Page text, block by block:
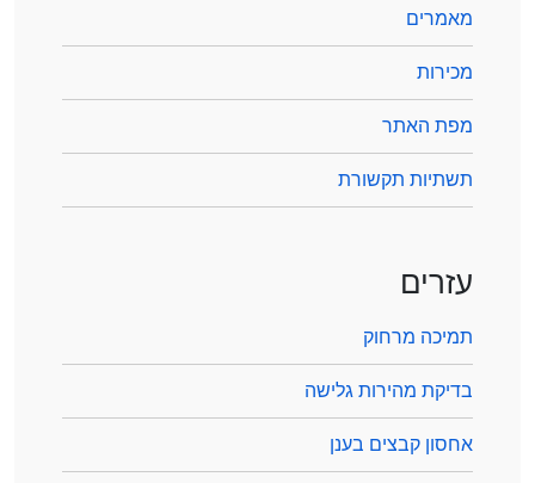
מאמרים
מכירות
מפת האתר
תשתיות תקשורת
עזרים
תמיכה מרחוק
בדיקת מהירות גלישה
אחסון קבצים בענן